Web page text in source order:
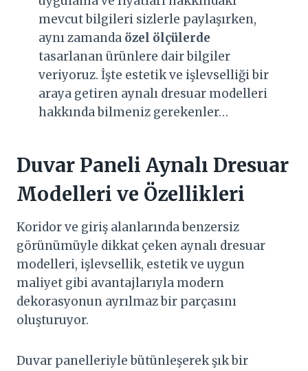
mevcut bilgileri sizlerle paylaşırken,
aynı zamanda özel ölçülerde
tasarlanan ürünlere dair bilgiler
veriyoruz. İşte estetik ve işlevselliği bir
araya getiren aynalı dresuar modelleri
hakkında bilmeniz gerekenler…
Duvar Paneli Aynalı Dresuar
Modelleri ve Özellikleri
Koridor ve giriş alanlarında benzersiz
görünümüyle dikkat çeken aynalı dresuar
modelleri, işlevsellik, estetik ve uygun
maliyet gibi avantajlarıyla modern
dekorasyonun ayrılmaz bir parçasını
oluşturuyor.
Duvar panelleriyle bütünleşerek şık bir